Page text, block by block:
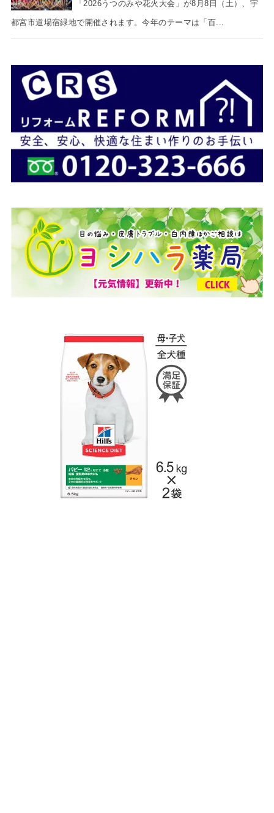
「2026うつのみや花火大会」が8月8日（土）、宇
都宮市道場宿緑地で開催されます。今年のテーマは「百...